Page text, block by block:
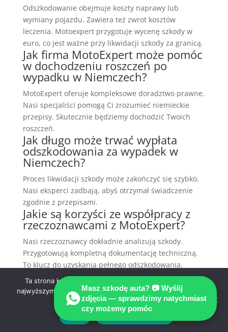
Odszkodowanie obejmuje koszty naprawy lub
wymiany pojazdu. Zawiera też zwrot kosztów
leczenia. Motoexpert przygotuje wycenę szkody w
euro, co jest ważne przy likwidacji szkody za granicą.
Jak firma MotoExpert może pomóc
w dochodzeniu roszczeń po
wypadku w Niemczech?
MotoExpert oferuje kompleksowe doradztwo prawne.
Nasi specjaliści pomogą Ci zrozumieć niemieckie
przepisy. Skutecznie będziemy dochodzić Twoich
roszczeń.
Jak długo może trwać wypłata
odszkodowania za wypadek w
Niemczech?
Proces likwidacji szkody może zakończyć się szybko.
Nasi eksperci zadbają, abyś otrzymał świadczenie
zgodnie z przepisami.
Jakie są korzyści ze współpracy z
rzeczoznawcami z MotoExpert?
Nasi rzeczoznawcy dokładnie analizują szkody.
Przygotowują kompletną dokumentację techniczną.
To klucz do uzyskania pełnego odszkodowania.
Likwidacja szkody:
samodzielnie czy z
MOTOEXPERT?
Masz szkodę auta? 📷 Wyślij
zdjęcia — sprawdzimy natychmiast
czy możemy pomóc
Ta strona korzysta z ciasteczek aby świadczyć usługi na
najwyższym poziomie. Dalsze korzystanie ze strony oznacza,
że zgadzasz się na ich użycie.